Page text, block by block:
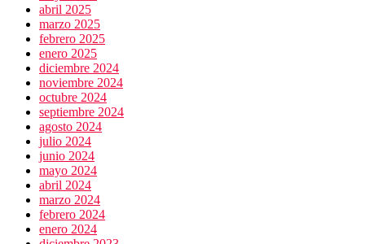
abril 2025
marzo 2025
febrero 2025
enero 2025
diciembre 2024
noviembre 2024
octubre 2024
septiembre 2024
agosto 2024
julio 2024
junio 2024
mayo 2024
abril 2024
marzo 2024
febrero 2024
enero 2024